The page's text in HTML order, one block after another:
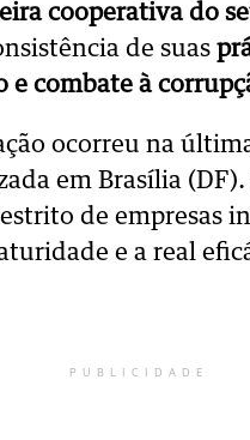
cooperativa do
de suas
e combate à
ocorreu na
em Brasília
de empresas
e a real
PUBLICIDADE